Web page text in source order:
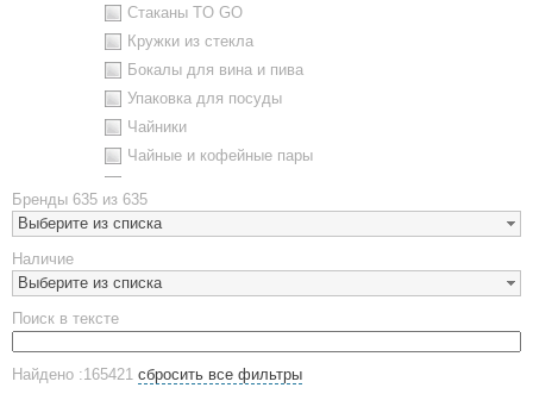
Стаканы TO GO
Кружки из стекла
Бокалы для вина и пива
Упаковка для посуды
Чайники
Чайные и кофейные пары
Наборы посуды
Предметы сервировки
Стаканы
Эко кружки
ЕВРОПОСУДА
Аксессуары
Ежедневники и блокноты
Бренды 635 из 635
Выберите из списка
Наличие
Выберите из списка
Поиск в тексте
Найдено :165421 сбросить все фильтры